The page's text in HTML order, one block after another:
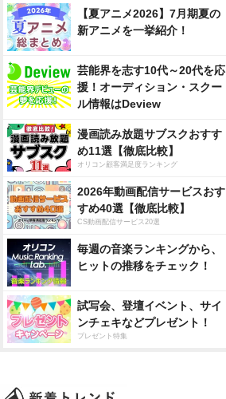
【夏アニメ2026】7月期夏の
新アニメを一挙紹介！
芸能界を志す10代～20代を応
援！オーディション・スクー
ル情報はDeview
漫画読み放題サブスクおすす
め11選【徹底比較】
オリコン顧客満足度ランキング
2026年動画配信サービスおす
すめ40選【徹底比較】
CS動画配信サービス20選
毎週の音楽ランキングから、
ヒットの推移をチェック！
試写会、登壇イベント、サイ
ンチェキなどプレゼント！
プレゼント特集